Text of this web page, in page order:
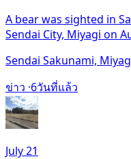
A bear was sighted in
Sendai City, Miyagi on
Sendai Sakunami,
ข่าว ·6วันที่แล้ว
July 21